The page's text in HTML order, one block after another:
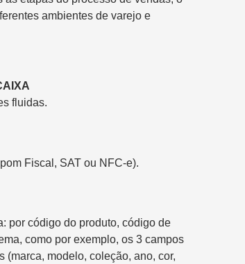
ambientes de varejo e
fluidas.
Fiscal, SAT ou NFC-e).
por código do produto, código de
como por exemplo, os 3 campos
modelo, coleção, ano, cor,